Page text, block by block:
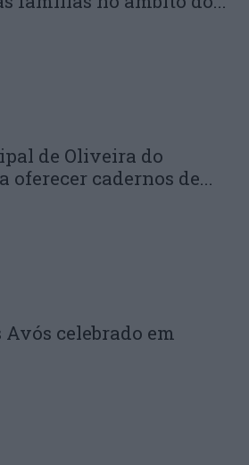
de Oliveira do
oferecer cadernos de...
Avós celebrado em